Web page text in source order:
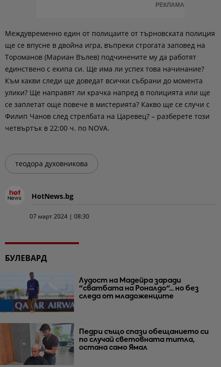
РЕКЛАМА
Междувременно един от полицаите от търновската полиция
ще се впусне в двойна игра, въпреки строгата заповед на
Тороманов (Мариан Вълев) подчинените му да работят
единствено с екипа си. Ще има ли успех това начинание?
Към какви следи ще доведат всички събрани до момента
улики? Ще направят ли крачка напред в полицията или ще
се заплетат още повече в мистерията? Какво ще се случи с
Филип Чанов след стрелбата на Царевец? – разберете този
четвъртък в 22:00 ч. по NOVA.
теодора духовникова
HotNews.bg
07 март 2024 | 08:30
БУЛЕВАРД
Лудост на Мадейра заради
"сватбата на Роналдо"... но без
следа от младоженците
Педри също спази обещанието си
по случай световната титла,
остана само Ямал